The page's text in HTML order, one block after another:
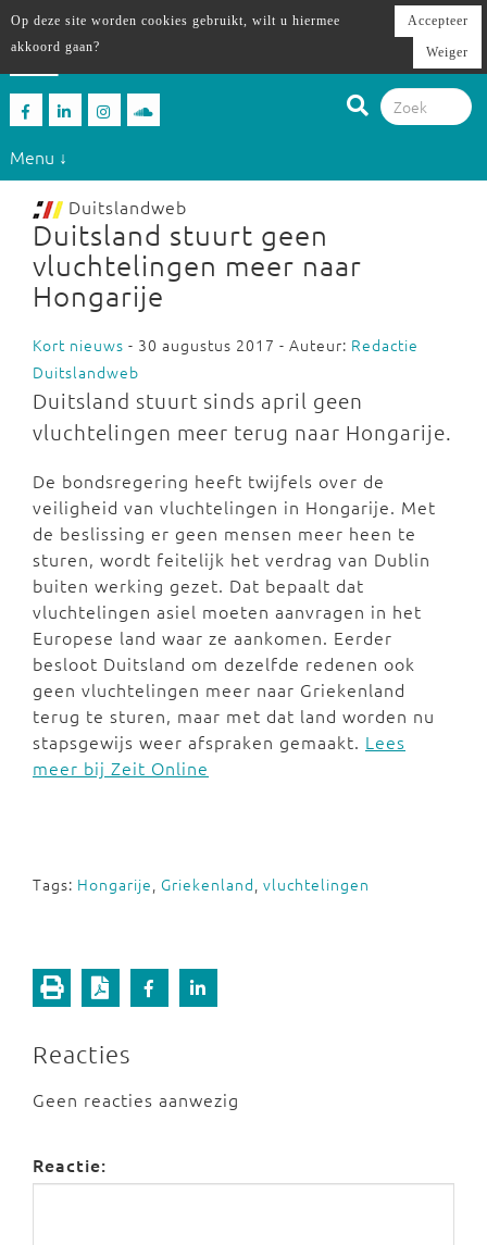
Menu ↓
Duitslandweb
Duitsland stuurt geen
vluchtelingen meer naar
Hongarije
Kort nieuws - 30 augustus 2017 - Auteur: Redactie
Duitslandweb
Duitsland stuurt sinds april geen
vluchtelingen meer terug naar Hongarije.
De bondsregering heeft twijfels over de
veiligheid van vluchtelingen in Hongarije. Met
de beslissing er geen mensen meer heen te
sturen, wordt feitelijk het verdrag van Dublin
buiten werking gezet. Dat bepaalt dat
vluchtelingen asiel moeten aanvragen in het
Europese land waar ze aankomen. Eerder
besloot Duitsland om dezelfde redenen ook
geen vluchtelingen meer naar Griekenland
terug te sturen, maar met dat land worden nu
stapsgewijs weer afspraken gemaakt. Lees
meer bij Zeit Online
Tags: Hongarije, Griekenland, vluchtelingen
Reacties
Geen reacties aanwezig
Reactie:
Op deze site worden cookies gebruikt, wilt u hiermee
akkoord gaan?
Accepteer
Weiger